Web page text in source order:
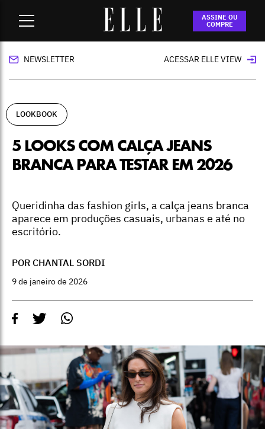
ASSINE OU
COMPRE
5 looks com calça jeans branca para testar
em 2026
NEWSLETTER ACESSAR ELLE VIEW
LOOKBOOK
5 LOOKS COM CALÇA JEANS
BRANCA PARA TESTAR EM 2026
Queridinha das fashion girls, a calça jeans branca
aparece em produções casuais, urbanas e até no
escritório.
POR CHANTAL SORDI
9 de janeiro de 2026